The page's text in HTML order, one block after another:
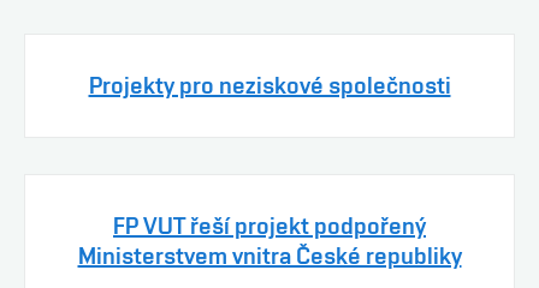
Projekty pro neziskové společnosti
FP VUT řeší projekt podpořený
Ministerstvem vnitra České republiky